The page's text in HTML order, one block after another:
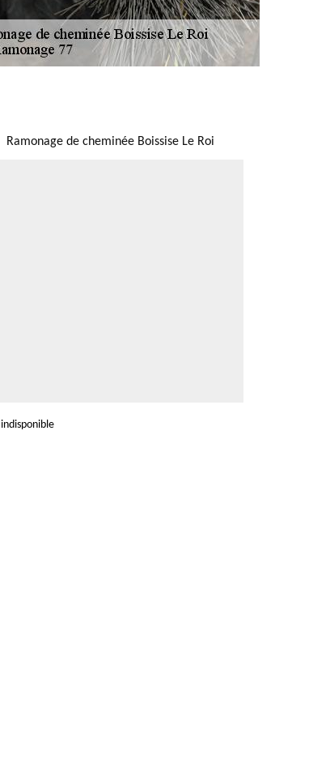
Ramonage de cheminée Boissise Le Roi
indisponible